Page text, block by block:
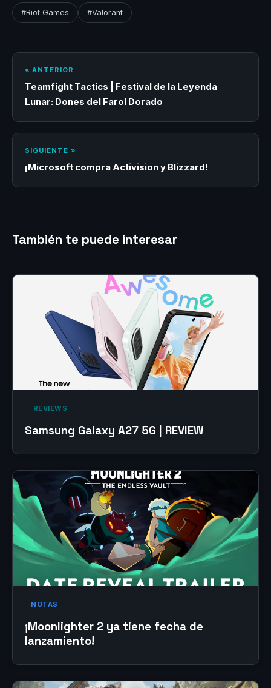
#Riot Games #Valorant
« ANTERIOR
Teamfight Tactics | Festival de la Leyenda
Lunar: Dones del Farol Dorado
SIGUIENTE »
¡Microsoft compra Activision y Blizzard!
También te puede interesar
‎ REVIEWS‎
Samsung Galaxy A27 5G | REVIEW
NOTAS
¡Moonlighter 2 ya tiene fecha de
lanzamiento!